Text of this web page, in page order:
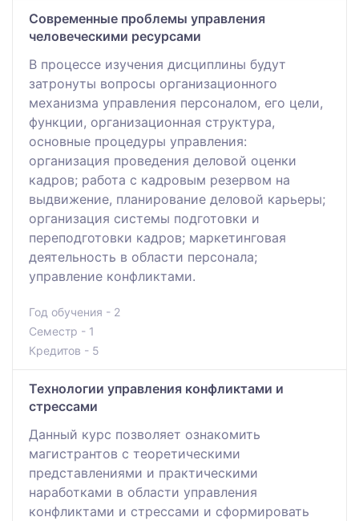
Современные проблемы управления
человеческими ресурсами
В процессе изучения дисциплины будут
затронуты вопросы организационного
механизма управления персоналом, его цели,
функции, организационная структура,
основные процедуры управления:
организация проведения деловой оценки
кадров; работа с кадровым резервом на
выдвижение, планирование деловой карьеры;
организация системы подготовки и
переподготовки кадров; маркетинговая
деятельность в области персонала;
управление конфликтами.
Год обучения - 2
Семестр - 1
Кредитов - 5
Технологии управления конфликтами и
стрессами
Данный курс позволяет ознакомить
магистрантов с теоретическими
представлениями и практическими
наработками в области управления
конфликтами и стрессами и сформировать